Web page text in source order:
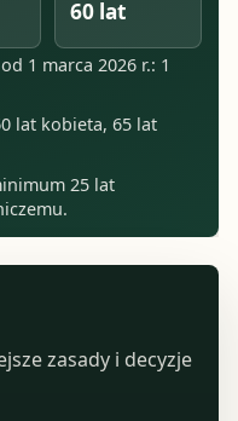
60 lat
1 marca 2026 r.: 1
lat kobieta, 65 lat
25 lat
zasady i decyzje